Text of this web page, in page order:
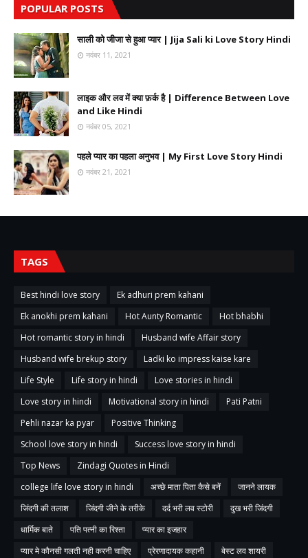
POPULAR POSTS
साली को जीजा से हुआ प्यार | Jija Sali ki Love Story Hindi
नवंबर 11, 2021
लाइक और लव में क्या फ़र्क है | Difference Between Love
and Like Hindi
नवंबर 05, 2021
पहले प्यार का पहला अनुभव | My First Love Story Hindi
नवंबर 21, 2021
TAGS
Best hindi love story
Ek adhuri prem kahani
Ek anokhi prem kahani
Hot Aunty Romantic
Hot bhabhi
Hot romantic story in hindi
Husband wife Affair story
Husband wife brekup story
Ladki ko impress kaise kare
Life Style
Life story in hindi
Love stories in hindi
Love story in hindi
Motivational story in hindi
Pati Patni
Pehli nazar ka pyar
Positive Thinking
School love story in hindi
Success love story in hindi
Top News
Zindagi Quotes in Hindi
college life love story in hindi
अच्छे माता पिता कैसे बनें
जानने लायक
जिंदगी की तलाश
जिंदगी जीने के तरीके दर्द भरी लव स्टोरी
दुख भरी जिंदगी
धार्मिक बाते
पति पत्नी का रिश्ता
प्यार का इजहार
प्यार मे कौनसी गलती नही करनी चाहिए
प्रेरणादायक कहानी
बेस्ट लव शायरी